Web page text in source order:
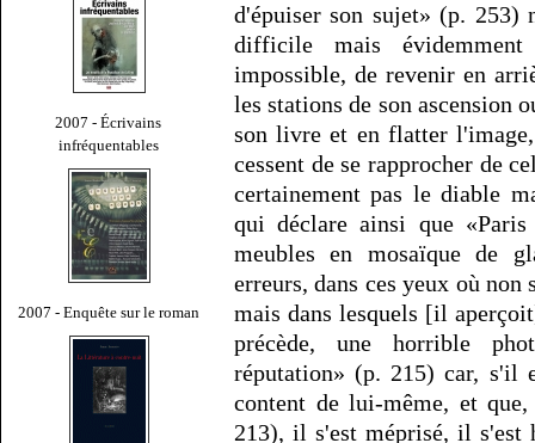
2007 - Écrivains
infréquentables
2007 - Enquête sur le roman
d'épuiser son sujet» (p. 253)
difficile mais
impossible, de revenir en
les stations de son ascension
son livre et en flatter
cessent de se rapprocher de
certainement pas le diable
qui déclare ainsi que
meubles en mosaïque de
erreurs, dans ces yeux où
mais dans lesquels [il
précède, une horrible
réputation» (p. 215) car, s'il
content de lui-même, et
213), il s'est méprisé, il s'est